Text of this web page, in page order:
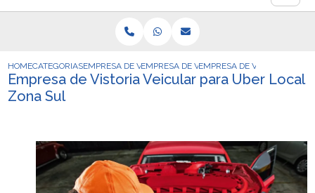
HOMECATEGORIASEMPRESA DE VISTORIA VEICULAR
EMPRESA DE VISTORIA VEICULAR
EMPRESA DE VISTORIA
Empresa de Vistoria Veicular para Uber Local
Zona Sul